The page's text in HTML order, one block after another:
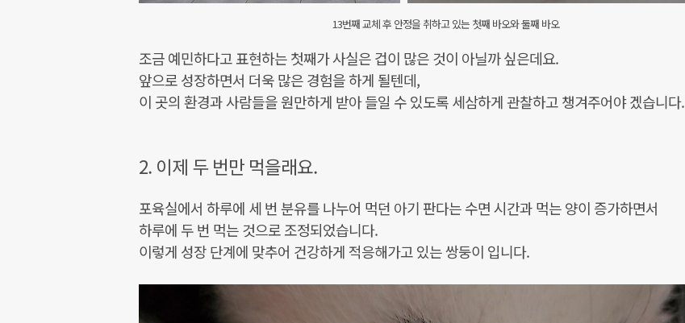
13번째 교체 후 안정을 취하고 있는 첫째 바오와 둘째 바오
조금 예민하다고 표현하는 첫째가 사실은 겁이 많은 것이 아닐까 싶은데요.
앞으로 성장하면서 더욱 많은 경험을 하게 될텐데,
이 곳의 환경과 사람들을 원만하게 받아 들일 수 있도록 세삼하게 관찰하고 챙겨주어야 겠습니다.
2. 이제 두 번만 먹을래요.
포육실에서 하루에 세 번 분유를 나누어 먹던 아기 판다는 수면 시간과 먹는 양이 증가하면서
하루에 두 번 먹는 것으로 조정되었습니다.
이렇게 성장 단계에 맞추어 건강하게 적응해가고 있는 쌍둥이 입니다.